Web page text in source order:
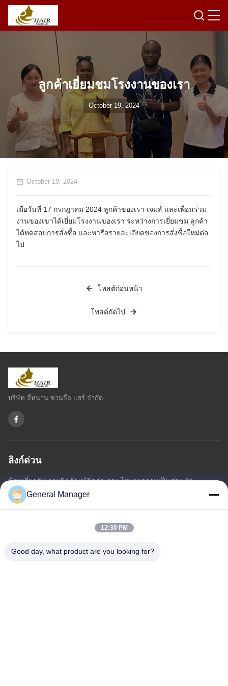
ลูกค้าเยี่ยมชมโรงงานของเรา
October 19, 2024
October 19, 2024
เมื่อวันที่ 17 กรกฎาคม 2024 ลูกค้าของเรา เจมส์ และเพื่อนร่วม
งานของเขาได้เยี่ยมโรงงานของเรา ระหว่างการเยี่ยมชม ลูกค้า
ได้ทดสอบการสั่งซื้อ และหารือรายละเอียดของการสั่งซื้อใหม่ต่อ
ไป
โพสต์ก่อนหน้า
โพสต์ถัดไป
บริษัท จี่หนาน ซวนจื่อ แฮร์ จำกัด
ลิงก์ด่วน
บ้านเกี่ยวกับเราผลิตภัณฑ์ติดต่อเรานโยบายความเป็นส่วนตัว
แผนผังเว็บไซต์
ที่อยู่: ถนน Xingfu เขต Licheng เมือง Jinan จังหวัดชานดง
General Manager
12:30 PM
Good day, what product are you looking for?